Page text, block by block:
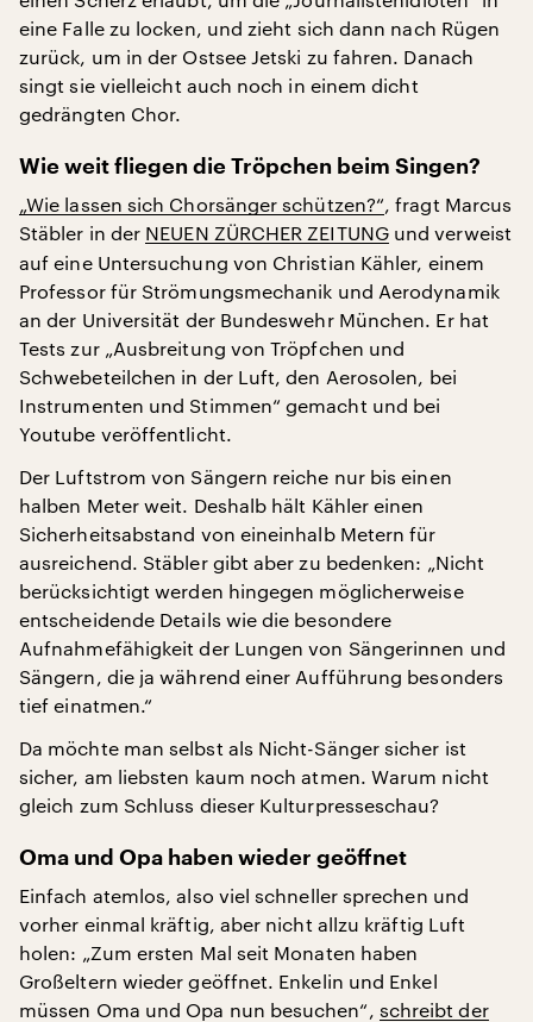
eine Falle zu locken, und zieht sich dann nach Rügen
zurück, um in der Ostsee Jetski zu fahren. Danach
singt sie vielleicht auch noch in einem dicht
gedrängten Chor.
Wie weit fliegen die Tröpchen beim Singen?
„Wie lassen sich Chorsänger schützen?“, fragt Marcus
Stäbler in der NEUEN ZÜRCHER ZEITUNGund verweist
auf eine Untersuchung von Christian Kähler, einem
Professor für Strömungsmechanik und Aerodynamik
an der Universität der Bundeswehr München. Er hat
Tests zur „Ausbreitung von Tröpfchen und
Schwebeteilchen in der Luft, den Aerosolen, bei
Instrumenten und Stimmen“ gemacht und bei
Youtube veröffentlicht.
Der Luftstrom von Sängern reiche nur bis einen
halben Meter weit. Deshalb hält Kähler einen
Sicherheitsabstand von eineinhalb Metern für
ausreichend. Stäbler gibt aber zu bedenken: „Nicht
berücksichtigt werden hingegen möglicherweise
entscheidende Details wie die besondere
Aufnahmefähigkeit der Lungen von Sängerinnen und
Sängern, die ja während einer Aufführung besonders
tief einatmen.“
Da möchte man selbst als Nicht-Sänger sicher ist
sicher, am liebsten kaum noch atmen. Warum nicht
gleich zum Schluss dieser Kulturpresseschau?
Oma und Opa haben wieder geöffnet
Einfach atemlos, also viel schneller sprechen und
vorher einmal kräftig, aber nicht allzu kräftig Luft
holen: „Zum ersten Mal seit Monaten haben
Großeltern wieder geöffnet. Enkelin und Enkel
müssen Oma und Opa nun besuchen“, schreibt der